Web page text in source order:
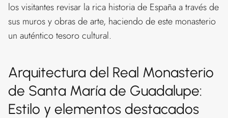
los visitantes revisar la rica historia de España a través de
sus muros y obras de arte, haciendo de este monasterio
un auténtico tesoro cultural.
Arquitectura del Real Monasterio
de Santa María de Guadalupe:
Estilo y elementos destacados